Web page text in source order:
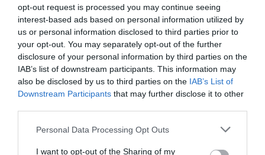
opt-out request is processed you may continue seeing
interest-based ads based on personal information utilized by
us or personal information disclosed to third parties prior to
your opt-out. You may separately opt-out of the further
disclosure of your personal information by third parties on the
IAB’s list of downstream participants. This information may
also be disclosed by us to third parties on the IAB’s List of
Downstream Participants that may further disclose it to other
Please note that this website/app uses one or more Google
not limited to your visit or usage behaviour. You may click to
Personal Data Processing Opt Outs
I want to opt-out of the Sharing of my
Η κλήρωση της Allwyn Women’s
Basketball League 1
Πραγματοποιήθηκε η κλήρωση της Allwyn Women’s